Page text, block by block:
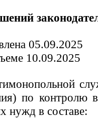
05.09.2025
10.09.2025
по контролю в
нужд в составе: